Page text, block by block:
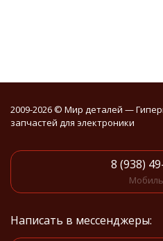
2009-2026 © Мир деталей —
запчастей для электроники
8 (938)
Написать в мессенджеры: